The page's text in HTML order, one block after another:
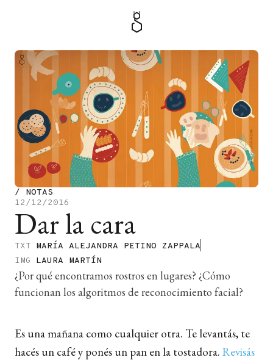
/ NOTAS
12/12/2016
Dar la cara
TXT ​MARÍA ALEJANDRA PETINO ZAPPALA
IMG
LAURA MARTÍN
¿Por qué encontramos rostros en lugares? ¿Cómo
funcionan los algoritmos de reconocimiento facial?
Es una mañana como cualquier otra. Te levantás, te
hacés un café y ponés un pan en la tostadora. Revisás